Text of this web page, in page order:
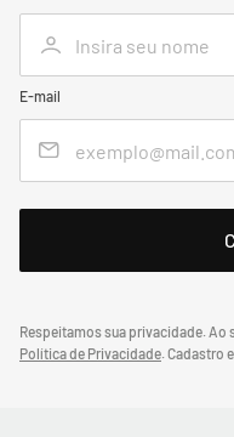
E-mail
Respeitamos sua privacidade.
Política de Privacidade.Cadastro